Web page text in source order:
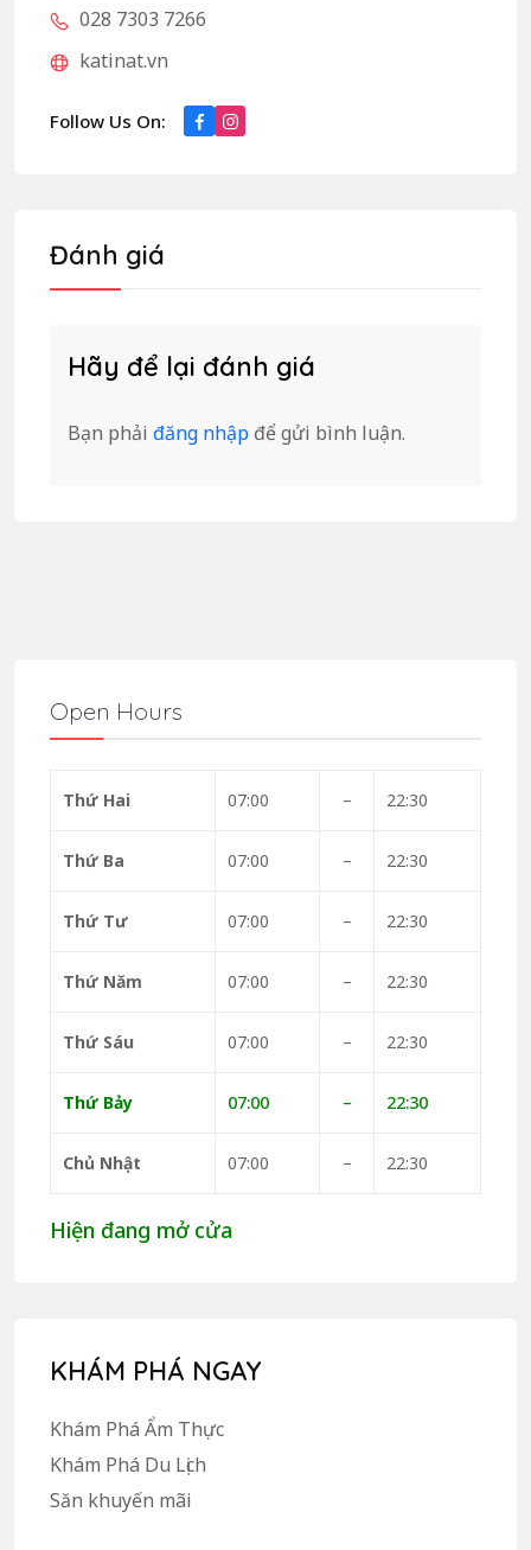
028 7303 7266
katinat.vn
Follow Us On:
Đánh giá
Hãy để lại đánh giá
Bạn phải đăng nhập để gửi bình luận.
Open Hours
Thứ Hai 07:00 – 22:30
Thứ Ba 07:00 – 22:30
Thứ Tư 07:00 – 22:30
Thứ Năm 07:00 – 22:30
Thứ Sáu 07:00 – 22:30
Thứ Bảy 07:00 – 22:30
Chủ Nhật 07:00 – 22:30
Hiện đang mở cửa
KHÁM PHÁ NGAY
Khám Phá Ẩm Thực
Khám Phá Du Lịch
Săn khuyến mãi